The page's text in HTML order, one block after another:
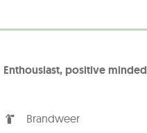
Enthousiast, positive minded
Brandweer